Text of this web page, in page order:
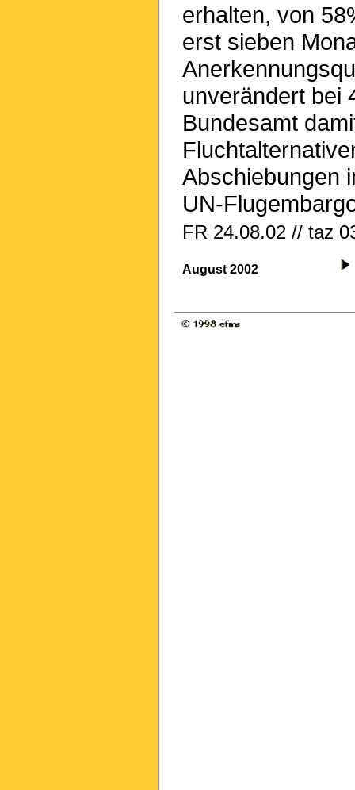
erhalten, von
erst sieben
unverändert bei
Bundesamt
Abschiebungen
UN-
FR 24.08.02 // taz
August 2002